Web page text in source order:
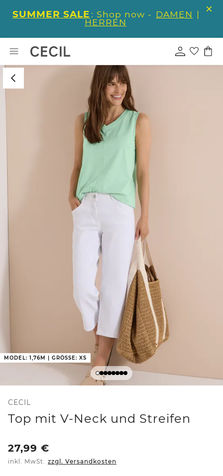
SUMMER SALE : Shop now - DAMEN |
HERREN
MODEL: 1,76M | GRÖSSE: XS
CECIL
Top mit V-Neck und Streifen
27,99 €
inkl. MwSt. zzgl. Versandkosten